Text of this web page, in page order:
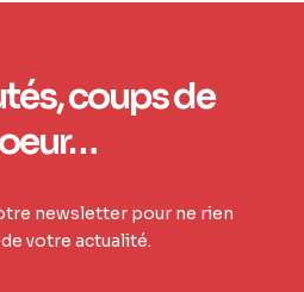
coups de
newsletter pour ne rien
votre actualité.